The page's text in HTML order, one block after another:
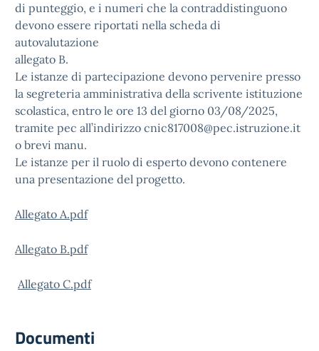
di punteggio, e i numeri che la contraddistinguono
devono essere riportati nella scheda di
autovalutazione
allegato B.
Le istanze di partecipazione devono pervenire presso
la segreteria amministrativa della scrivente istituzione
scolastica, entro le ore 13 del giorno 03/08/2025,
tramite pec all’indirizzo cnic817008@pec.istruzione.it
o brevi manu.
Le istanze per il ruolo di esperto devono contenere
una presentazione del progetto.
Allegato A.pdf
Allegato B.pdf
Allegato C.pdf
Documenti